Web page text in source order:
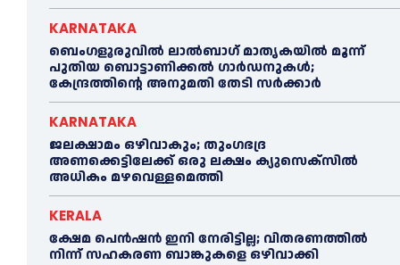
KARNATAKA
ബെംഗളൂരുവിൽ ലാൽബാഗ് മാതൃകയിൽ മൂന്ന്
പുതിയ ബൊട്ടാണിക്കൽ ഗാർഡനുകൾ;
കേന്ദ്രത്തിന്റെ അനുമതി തേടി സർക്കാർ
KARNATAKA
ജലക്ഷാമം ഒഴിവാകും; തുംഗഭദ്ര
അണക്കെട്ടിലേക്ക് ഒരു ലക്ഷം ക്യുസെക്സില്‍
അധികം മഴവെള്ളമെത്തി
KERALA
ക്ഷേമ പെൻഷൻ ഇനി നേരിട്ടില്ല; വിതരണത്തിൽ
നിന്ന് സഹകരണ ബാങ്കുകളെ ഒഴിവാക്കി